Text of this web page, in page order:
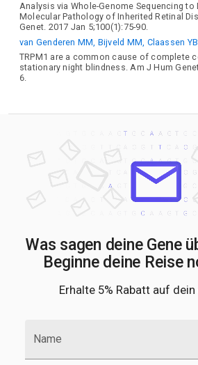
Analysis via Whole-Genome Sequencing to
Molecular Pathology of Inherited Retinal
Genet. 2017 Jan 5;100(1):75-90.
van Genderen MM, Bijveld MM, Claassen
TRPM1 are a common cause of complete
stationary night blindness. Am J Hum
6.
Was sagen deine Gene
Beginne deine Reise
Erhalte 5% Rabatt auf dein
Name